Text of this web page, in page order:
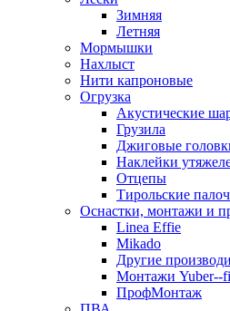
Зимняя
Летняя
Мормышки
Нахлыст
Нити капроновые
Огрузка
Акустические
Грузила
Джиговые
Наклейки
Отцепы
Тирольские
Оснастки, монтажи и
Linea Effie
Mikado
Другие
Монтажи Yuber--
ПрофМонтаж